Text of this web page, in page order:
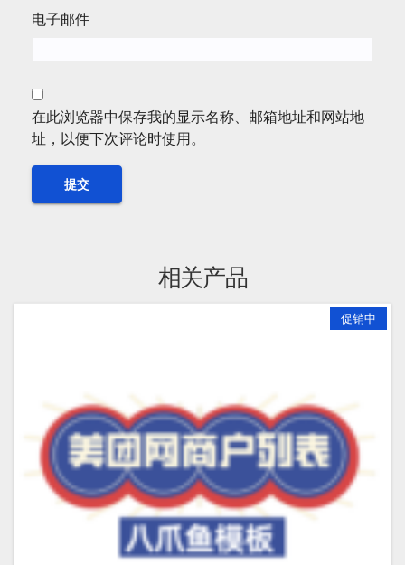
电子邮件
在此浏览器中保存我的显示名称、邮箱地址和网站地
址，以便下次评论时使用。
相关产品
促销中